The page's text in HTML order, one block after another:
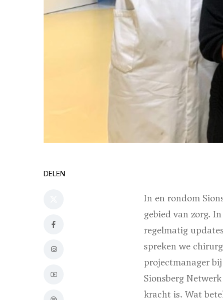
DELEN
In en rondom
gebied van zorg.
regelmatig
spreken we
projectmanager
Sionsberg
kracht is. Wat